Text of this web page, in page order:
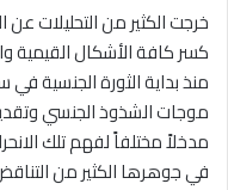
خرجت الكثير من التحليلات
كسر كافة الأشكال القيمية
منذ بداية الثورة الجنسية
موجات الشذوذ الجنسي
مدخلاً مختلفاً لفهم تلك
في جوهرها الكثير من